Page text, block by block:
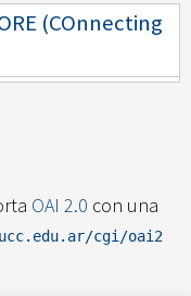
(COnnecting
OAI 2.0 con una
cgi/oai2